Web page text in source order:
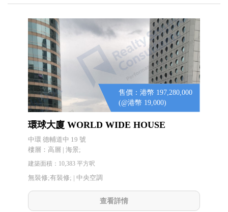
售價：港幣 197,280,000
(@港幣 19,000)
環球大廈 WORLD WIDE HOUSE
中環 德輔道中 19 號
樓層：高層 | 海景;
建築面積：10,383 平方呎
無裝修;有裝修; | 中央空調
查看詳情